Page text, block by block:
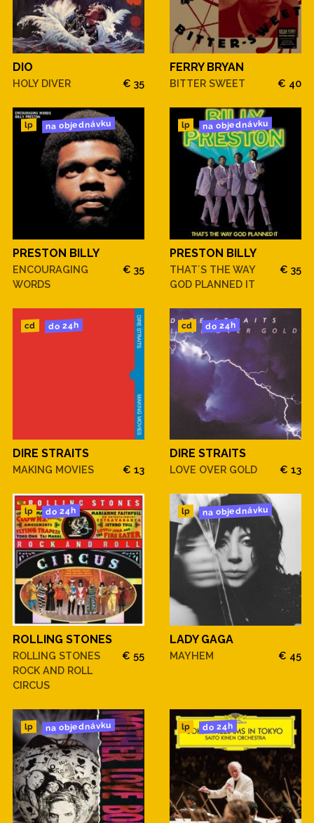
DIO
HOLY DIVER € 35
FERRY BRYAN
BITTER SWEET € 40
lp na objednávku
PRESTON BILLY
ENCOURAGING
WORDS
€ 35
lp na objednávku
PRESTON BILLY
THAT´S THE WAY
GOD PLANNED IT
€ 35
cd do 24h
DIRE STRAITS
MAKING MOVIES € 13
cd do 24h
DIRE STRAITS
LOVE OVER GOLD € 13
lp do 24h
ROLLING STONES
ROLLING STONES
ROCK AND ROLL
CIRCUS
€ 55
lp na objednávku
LADY GAGA
MAYHEM € 45
lp na objednávku lp do 24h